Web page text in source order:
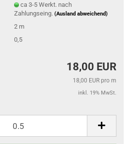
ca 3-5 Werkt. nach
Zahlungseing. (Ausland abweichend)
2 m
0,5
18,00 EUR
18,00 EUR pro m
inkl. 19% MwSt.